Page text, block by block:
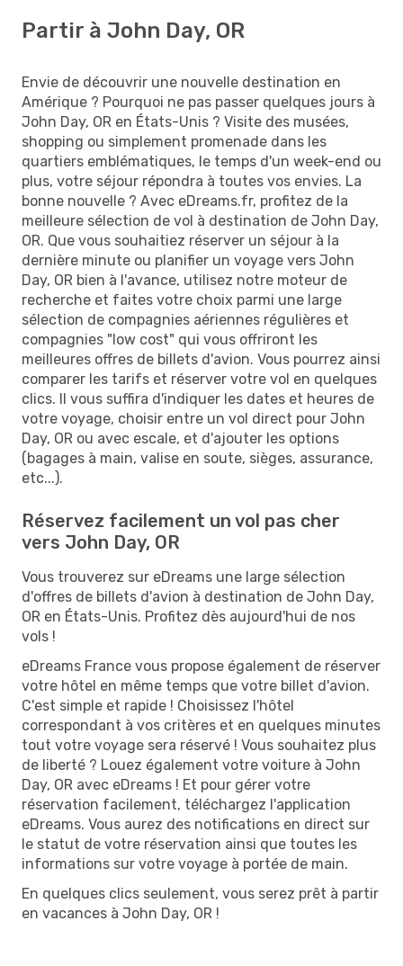
Partir à John Day, OR
Envie de découvrir une nouvelle destination en
Amérique ? Pourquoi ne pas passer quelques jours à
John Day, OR en États-Unis ? Visite des musées,
shopping ou simplement promenade dans les
quartiers emblématiques, le temps d'un week-end ou
plus, votre séjour répondra à toutes vos envies. La
bonne nouvelle ? Avec eDreams.fr, profitez de la
meilleure sélection de vol à destination de John Day,
OR. Que vous souhaitiez réserver un séjour à la
dernière minute ou planifier un voyage vers John
Day, OR bien à l'avance, utilisez notre moteur de
recherche et faites votre choix parmi une large
sélection de compagnies aériennes régulières et
compagnies "low cost" qui vous offriront les
meilleures offres de billets d'avion. Vous pourrez ainsi
comparer les tarifs et réserver votre vol en quelques
clics. Il vous suffira d'indiquer les dates et heures de
votre voyage, choisir entre un vol direct pour John
Day, OR ou avec escale, et d'ajouter les options
(bagages à main, valise en soute, sièges, assurance,
etc...).
Réservez facilement un vol pas cher
vers John Day, OR
Vous trouverez sur eDreams une large sélection
d'offres de billets d'avion à destination de John Day,
OR en États-Unis. Profitez dès aujourd'hui de nos
vols !
eDreams France vous propose également de réserver
votre hôtel en même temps que votre billet d'avion.
C'est simple et rapide ! Choisissez l'hôtel
correspondant à vos critères et en quelques minutes
tout votre voyage sera réservé ! Vous souhaitez plus
de liberté ? Louez également votre voiture à John
Day, OR avec eDreams ! Et pour gérer votre
réservation facilement, téléchargez l'application
eDreams. Vous aurez des notifications en direct sur
le statut de votre réservation ainsi que toutes les
informations sur votre voyage à portée de main.
En quelques clics seulement, vous serez prêt à partir
en vacances à John Day, OR !